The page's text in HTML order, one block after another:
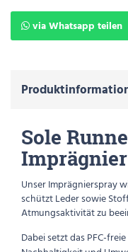
via Whatsapp teilen
Sole
Unser Imprägnierspray
schützt Leder sowie
Atmungsaktivität zu
Dabei setzt das PFC-